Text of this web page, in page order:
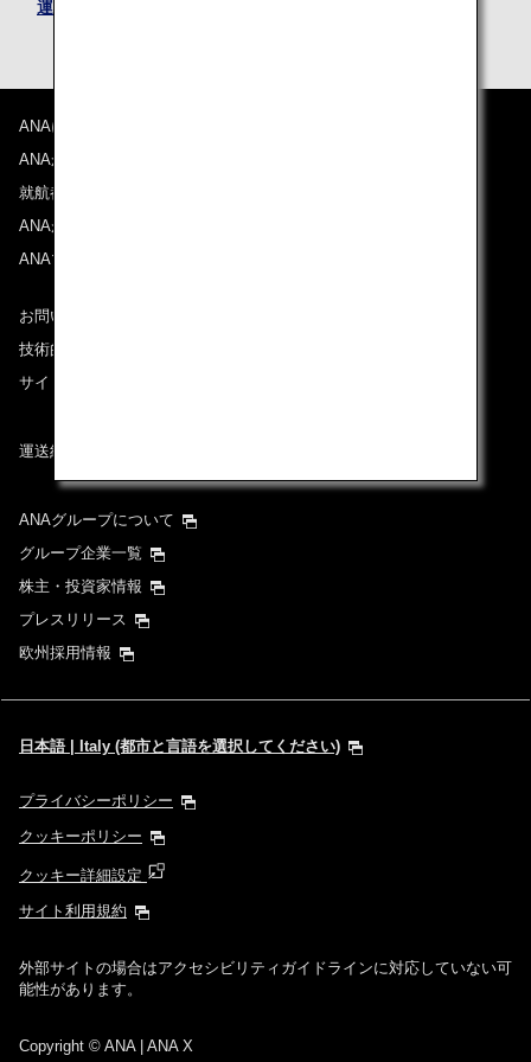
運賃規則
ANAについて
ANAからのお知らせ
就航都市
ANAがお約束する体験
ANAマイレージクラブ
お問い合わせ
技術的なお問い合わせ（推奨環境）
サイトマップ
運送約款
ANAグループについて
グループ企業一覧
株主・投資家情報
プレスリリース
欧州採用情報
日本語 | Italy (都市と言語を選択してください)
プライバシーポリシー
クッキーポリシー
クッキー詳細設定
サイト利用規約
外部サイトの場合はアクセシビリティガイドラインに対応していない可
能性があります。
Copyright © ANA | ANA X